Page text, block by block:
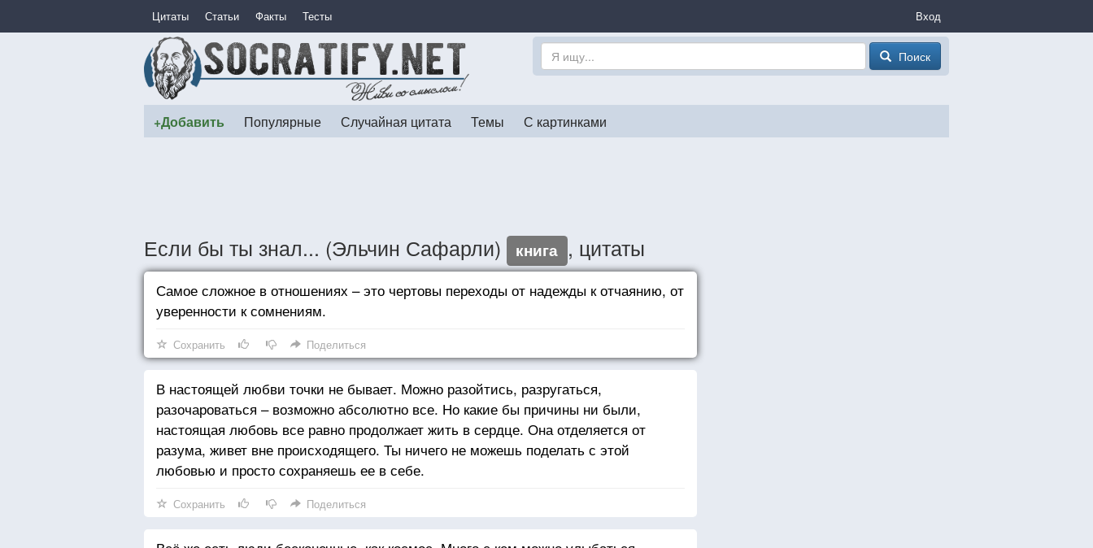
Цитаты Статьи Факты Тесты Вход
Поиск
+Добавить Популярные Случайная цитата Темы С картинками
Если бы ты знал... (Эльчин Сафарли) книга , цитаты
Самое сложное в отношениях – это чертовы переходы от надежды к отчаянию, от
уверенности к сомнениям.
Сохранить Поделиться
В настоящей любви точки не бывает. Можно разойтись, разругаться,
разочароваться – возможно абсолютно все. Но какие бы причины ни были,
настоящая любовь все равно продолжает жить в сердце. Она отделяется от
разума, живет вне происходящего. Ты ничего не можешь поделать с этой
любовью и просто сохраняешь ее в себе.
Сохранить Поделиться